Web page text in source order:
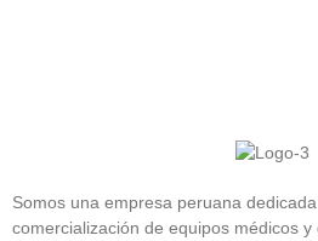
Somos una empresa peruana
comercialización de equipos médicos